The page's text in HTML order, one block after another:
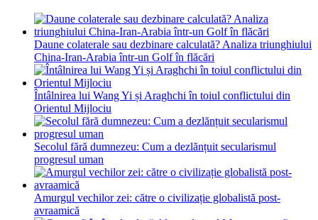
Daune colaterale sau dezbinare calculată? Analiza triunghiului
China-Iran-Arabia într-un Golf în flăcări
Întâlnirea lui Wang Yi și Araghchi în toiul conflictului din
Orientul Mijlociu
Secolul fără dumnezeu: Cum a dezlănțuit secularismul
progresul uman
Amurgul vechilor zei: către o civilizație globalistă post-
avraamică